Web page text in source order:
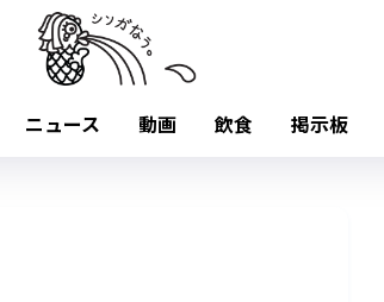
ニュース 動画 飲食 掲示板